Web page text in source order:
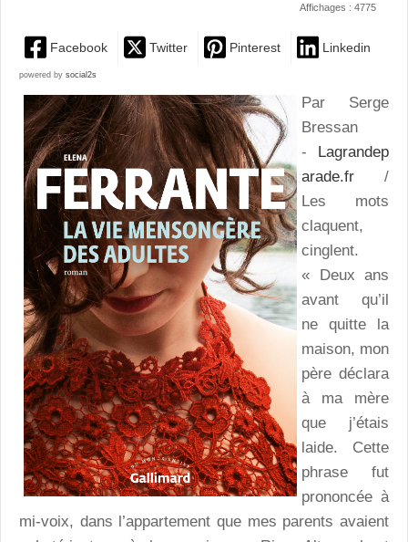
Affichages : 4775
Facebook Twitter Pinterest Linkedin
powered by social2s
Par Serge
Bressan
- Lagrandep
arade.fr /
Les mots
claquent,
cinglent.
« Deux ans
avant qu’il
ne quitte la
maison, mon
père déclara
à ma mère
que j’étais
laide. Cette
phrase fut
prononcée à
mi-voix, dans l’appartement que mes parents avaient